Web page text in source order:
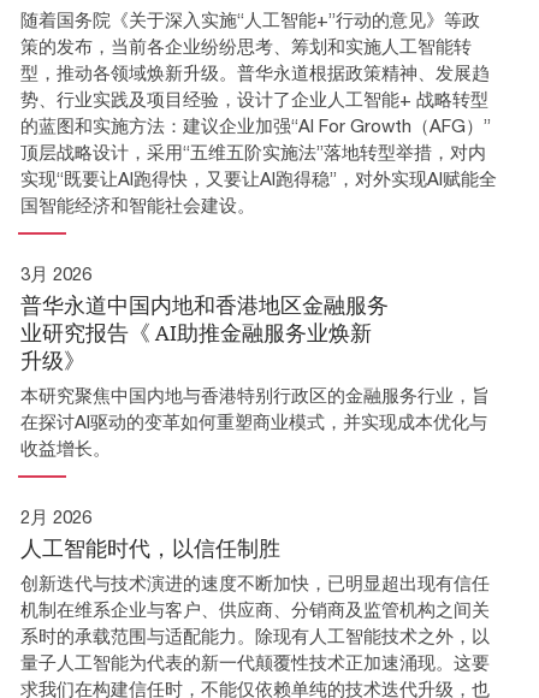
随着国务院《关于深入实施“人工智能+”行动的意见》等政
策的发布，当前各企业纷纷思考、筹划和实施人工智能转
型，推动各领域焕新升级。普华永道根据政策精神、发展趋
势、行业实践及项目经验，设计了企业人工智能+ 战略转型
的蓝图和实施方法：建议企业加强“AI For Growth（AFG）”
顶层战略设计，采用“五维五阶实施法”落地转型举措，对内
实现“既要让AI跑得快，又要让AI跑得稳”，对外实现AI赋能全
国智能经济和智能社会建设。
3月 2026
普华永道中国内地和香港地区金融服务
业研究报告《 AI助推金融服务业焕新
升级》
本研究聚焦中国内地与香港特别行政区的金融服务行业，旨
在探讨AI驱动的变革如何重塑商业模式，并实现成本优化与
收益增长。
2月 2026
人工智能时代，以信任制胜
创新迭代与技术演进的速度不断加快，已明显超出现有信任
机制在维系企业与客户、供应商、分销商及监管机构之间关
系时的承载范围与适配能力。除现有人工智能技术之外，以
量子人工智能为代表的新一代颠覆性技术正加速涌现。这要
求我们在构建信任时，不能仅依赖单纯的技术迭代升级，也